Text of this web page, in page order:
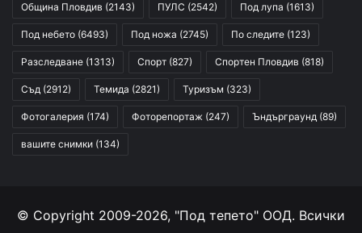
Община Пловдив (2143) ПУЛС (2542) Под лупа (1613)
Под небето (6493) Под ножа (2745) По следите (123)
Разследване (1313) Спорт (827) Спортен Пловдив (818)
Съд (2912) Темида (2821) Туризъм (323)
Фотогалерия (174) Фоторепортаж (247) Ъндърграунд (89)
вашите снимки (134)
© Copyright 2009-2026, "Под тепето" ООД. Всички